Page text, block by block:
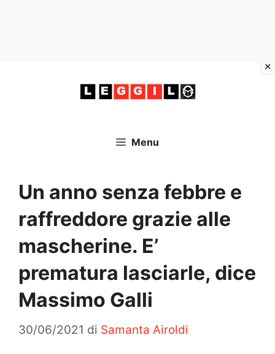
Menu
Un anno senza febbre e
raffreddore grazie alle
mascherine. E’
prematura lasciarle, dice
Massimo Galli
30/06/2021 di Samanta Airoldi